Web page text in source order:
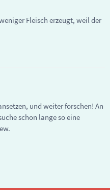
Fleisch erzeugt, weil der
und weiter forschen! An
schon lange so eine